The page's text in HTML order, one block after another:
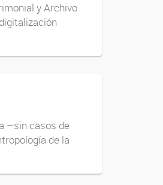
y Archivo
–sin casos de
de la